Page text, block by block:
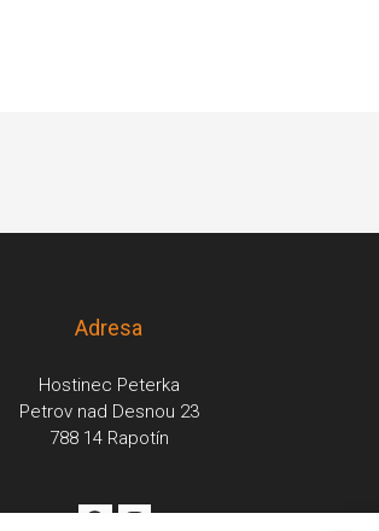
Adresa
Hostinec Peterka
Petrov nad Desnou 23
788 14 Rapotín